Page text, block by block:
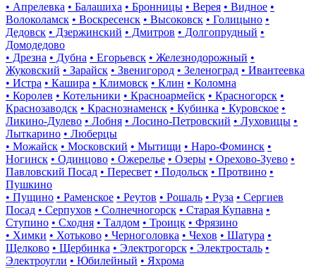
• Апрелевка • Балашиха • Бронницы • Верея • Видное •
Волоколамск • Воскресенск • Высоковск • Голицыно •
Дедовск • Дзержинский • Дмитров • Долгопрудный •
Домодедово
• Дрезна • Дубна • Егорьевск • Железнодорожный •
Жуковский • Зарайск • Звенигород • Зеленоград • Ивантеевка
• Истра • Кашира • Климовск • Клин • Коломна
• Королев • Котельники • Красноармейск • Красногорск •
Краснозаводск • Краснознаменск • Кубинка • Куровское •
Ликино-Дулево • Лобня • Лосино-Петровский • Луховицы •
Лыткарино • Люберцы
• Можайск • Московский • Мытищи • Наро-Фоминск •
Ногинск • Одинцово • Ожерелье • Озеры • Орехово-Зуево •
Павловский Посад • Пересвет • Подольск • Протвино •
Пушкино
• Пущино • Раменское • Реутов • Рошаль • Руза • Сергиев
Посад • Серпухов • Солнечногорск • Старая Купавна •
Ступино • Сходня • Талдом • Троицк • Фрязино
• Химки • Хотьково • Черноголовка • Чехов • Шатура •
Щелково • Щербинка • Электрогорск • Электросталь •
Электроугли • Юбилейный • Яхрома